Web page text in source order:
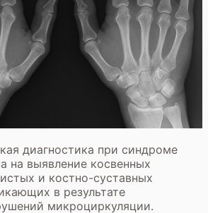
диагностика при синдроме
на выявление косвенных
и костно-суставных
в результате
микроциркуляции.